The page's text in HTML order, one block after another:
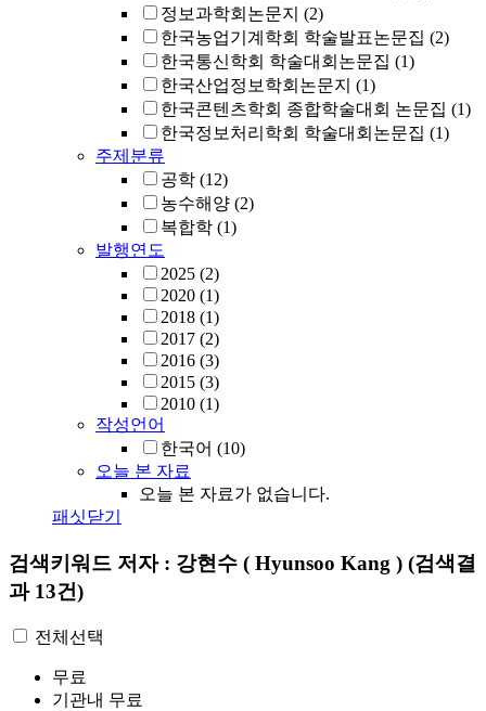
정보과학회논문지 (2)
한국농업기계학회 학술발표논문집 (2)
한국통신학회 학술대회논문집 (1)
한국산업정보학회논문지 (1)
한국콘텐츠학회 종합학술대회 논문집 (1)
한국정보처리학회 학술대회논문집 (1)
주제분류
공학 (12)
농수해양 (2)
복합학 (1)
발행연도
2025 (2)
2020 (1)
2018 (1)
2017 (2)
2016 (3)
2015 (3)
2010 (1)
작성언어
한국어 (10)
오늘 본 자료
오늘 본 자료가 없습니다.
패싯닫기
검색키워드 저자 : 강현수 ( Hyunsoo Kang ) (검색결
과 13건)
전체선택
무료
기관내 무료